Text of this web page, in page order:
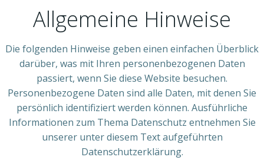
Allgemeine Hinweise
Die folgenden Hinweise geben einen einfachen Überblick
darüber, was mit Ihren personenbezogenen Daten
passiert, wenn Sie diese Website besuchen.
Personenbezogene Daten sind alle Daten, mit denen Sie
persönlich identifiziert werden können. Ausführliche
Informationen zum Thema Datenschutz entnehmen Sie
unserer unter diesem Text aufgeführten
Datenschutzerklärung.